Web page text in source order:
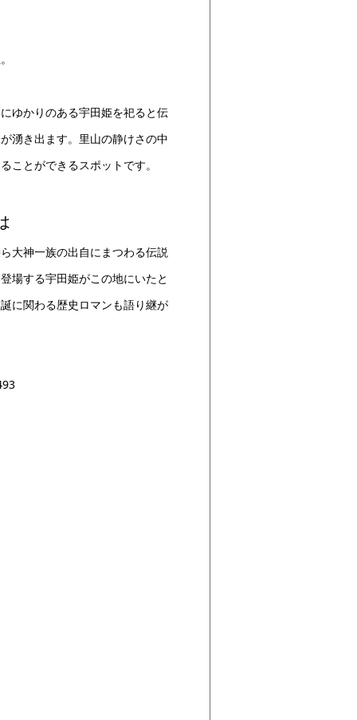
ゆかりのある宇田姫を祀ると伝
湧き出ます。里山の静けさの中
ことができるスポットです。
大神一族の出自にまつわる伝説
場する宇田姫がこの地にいたと
に関わる歴史ロマンも語り継が